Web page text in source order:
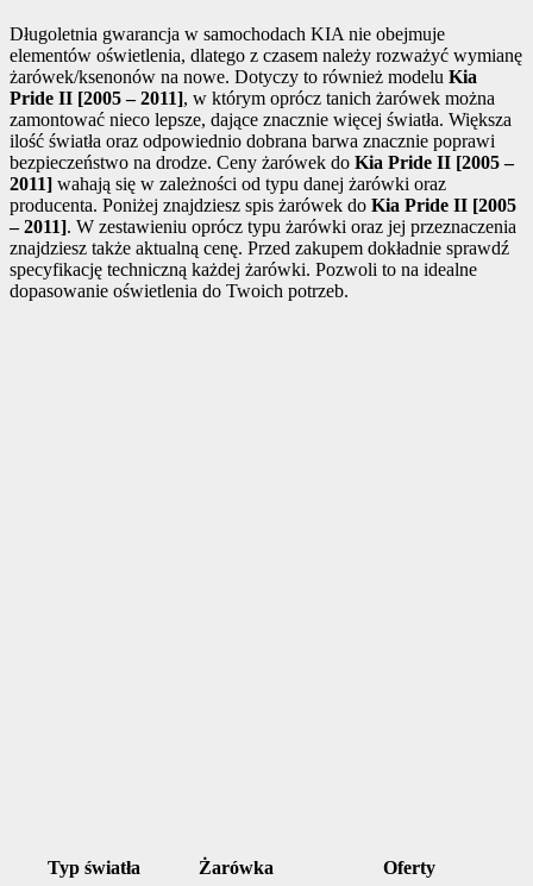
Długoletnia gwarancja w samochodach KIA nie obejmuje
elementów oświetlenia, dlatego z czasem należy rozważyć wymianę
żarówek/ksenonów na nowe. Dotyczy to również modelu Kia
Pride II [2005 – 2011], w którym oprócz tanich żarówek można
zamontować nieco lepsze, dające znacznie więcej światła. Większa
ilość światła oraz odpowiednio dobrana barwa znacznie poprawi
bezpieczeństwo na drodze. Ceny żarówek do Kia Pride II [2005 –
2011] wahają się w zależności od typu danej żarówki oraz
producenta. Poniżej znajdziesz spis żarówek do Kia Pride II [2005
– 2011]. W zestawieniu oprócz typu żarówki oraz jej przeznaczenia
znajdziesz także aktualną cenę. Przed zakupem dokładnie sprawdź
specyfikację techniczną każdej żarówki. Pozwoli to na idealne
dopasowanie oświetlenia do Twoich potrzeb.
Typ światła Żarówka Oferty